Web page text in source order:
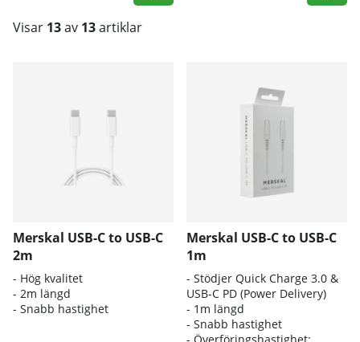
Visar 13av 13artiklar
Merskal USB-C to USB-C
2m
- Hög kvalitet
- 2m längd
- Snabb hastighet
Merskal USB-C to USB-C
1m
- Stödjer Quick Charge 3.0 &
USB-C PD (Power Delivery)
- 1m längd
- Snabb hastighet